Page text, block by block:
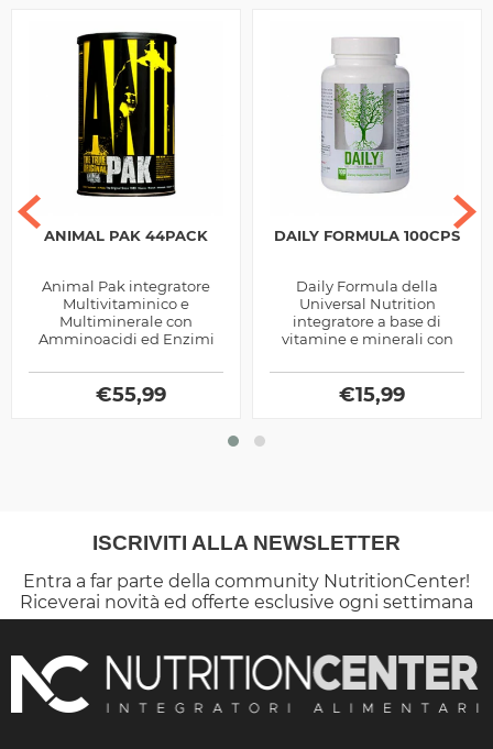
ANIMAL PAK 44PACK
Animal Pak integratore
Multivitaminico e
Multiminerale con
Amminoacidi ed Enzimi
Universal Nutrition, ottimo
per chi pratica sport
€55,99
DAILY FORMULA 100CPS
Daily Formula della
Universal Nutrition
integratore a base di
vitamine e minerali con
vegetali, utile per favorire i
numerosi processi...
€15,99
ISCRIVITI ALLA NEWSLETTER
Entra a far parte della community NutritionCenter!
Riceverai novità ed offerte esclusive ogni settimana